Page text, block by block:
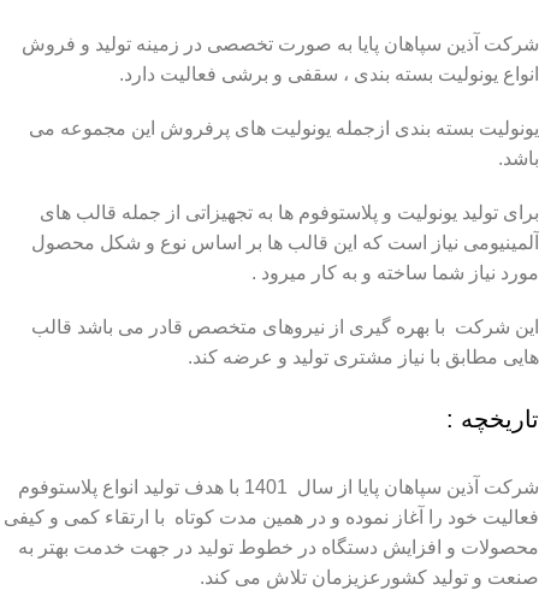
شرکت آذین سپاهان پایا به صورت تخصصی در زمینه تولید و فروش
انواع یونولیت بسته بندی ، سقفی و برشی فعالیت دارد.
یونولیت بسته بندی ازجمله یونولیت های پرفروش این مجموعه می
باشد.
برای تولید یونولیت و پلاستوفوم ها به تجهیزاتی از جمله قالب های
آلمینیومی نیاز است که این قالب ها بر اساس نوع و شکل محصول
مورد نیاز شما ساخته و به کار میرود .
این شرکت با بهره گیری از نیروهای متخصص قادر می باشد قالب
هایی مطابق با نیاز مشتری تولید و عرضه کند.
تاریخچه :
شرکت آذین سپاهان پایا از سال 1401 با هدف تولید انواع پلاستوفوم
فعالیت خود را آغاز نموده و در همین مدت کوتاه با ارتقاء کمی و کیفی
محصولات و افزایش دستگاه در خطوط تولید در جهت خدمت بهتر به
صنعت و تولید کشورعزیزمان تلاش می کند.